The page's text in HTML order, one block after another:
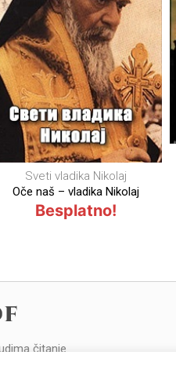
Rat i mir 1 – Lav Nikolajevic
Tolstoj
Besplatno!
L. N. Tolstoj
čitanje